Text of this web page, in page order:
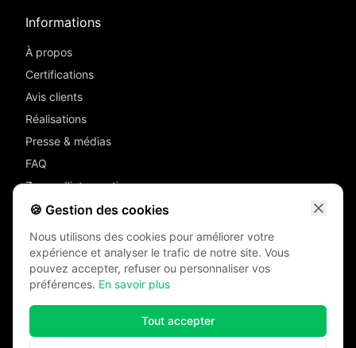
Informations
À propos
Certifications
Avis clients
Réalisations
Presse & médias
FAQ
Zones d'intervention
Devis
Contact
Mentions légales
RGPD
🍪 Gestion des cookies
Nous utilisons des cookies pour améliorer votre
expérience et analyser le trafic de notre site. Vous
pouvez accepter, refuser ou personnaliser vos
préférences. En savoir plus
Tout accepter